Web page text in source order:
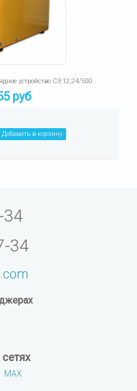
устройство СЗ 12;24/500...
руб
Добавить в корзину
34
34
MAX